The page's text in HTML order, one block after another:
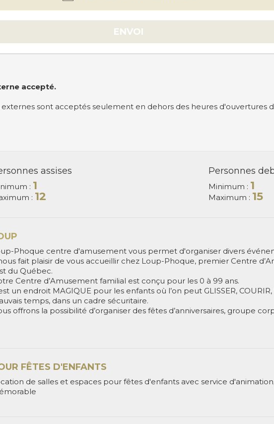
ENVOI
accepté.
externes sont acceptés seulement en dehors des heures d'ouvertures
assises
: 1
: 12
Personnes
Minimum : 1
Maximum : 15
Phoque centre d'amusement vous permet d'organiser divers
fait plaisir de vous accueillir chez Loup-Phoque, premier Centre
du Québec.
Centre d’Amusement familial est conçu pour les 0 à 99 ans.
un endroit MAGIQUE pour les enfants où l’on peut GLISSER,
temps, dans un cadre sécuritaire.
offrons la possibilité d’organiser des fêtes d’anniversaires, groupe
FÊTES D'ENFANTS
de salles et espaces pour fêtes d'enfants avec service